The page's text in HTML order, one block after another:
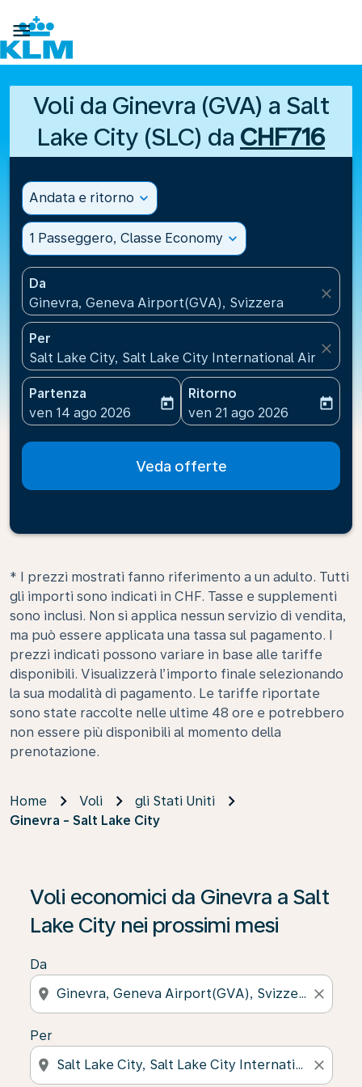

Voli da Ginevra (GVA) a Salt
Lake City (SLC) da CHF716
Andata e ritorno expand_more
1 Passeggero, Classe Economy expand_more
Da
Ginevra, Geneva Airport(GVA), Svizzera
close
Per
Salt Lake City, Salt Lake City International
close
Partenza
fc-booking-departure-date-aria-label
ven 14 ago 2026
today
Ritorno
fc-booking-return-date-
ven 21 ago 2026
today
Veda offerte
* I prezzi mostrati fanno riferimento a un adulto. Tutti
gli importi sono indicati in CHF. Tasse e supplementi
sono inclusi. Non si applica nessun servizio di vendita,
ma può essere applicata una tassa sul pagamento. I
prezzi indicati possono variare in base alle tariffe
disponibili. Visualizzerà l’importo finale selezionando
la sua modalità di pagamento. Le tariffe riportate
sono state raccolte nelle ultime 48 ore e potrebbero
non essere più disponibili al momento della
prenotazione.
Home Voli
gli Stati Uniti
Ginevra - Salt Lake City
Voli economici da Ginevra a Salt
Lake City nei prossimi mesi
Da
location_on close
Per
location_on close